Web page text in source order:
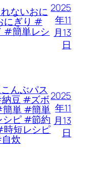
ないおに
にぎり #
#簡単レシ
2025
年11
月13
日
んぶパス
豆 #ズボ
単 #簡単
ピ #節約
短レシピ
炊
2025
年11
月13
日